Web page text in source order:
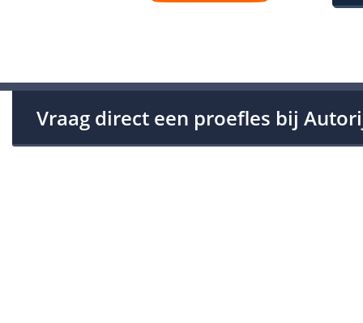
Vraag direct een proefles bij